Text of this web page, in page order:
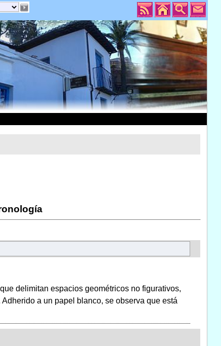
delimitan espacios geométricos no figurativos,
a un papel blanco, se observa que está